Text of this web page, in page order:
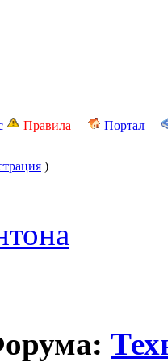
Правила Портал
)